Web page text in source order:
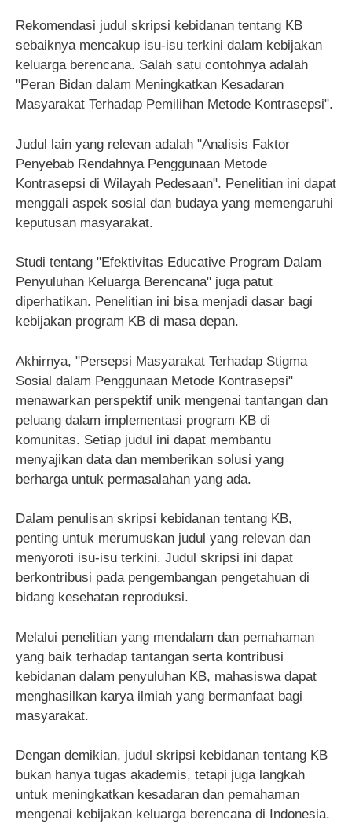
Rekomendasi judul skripsi kebidanan tentang KB
sebaiknya mencakup isu-isu terkini dalam kebijakan
keluarga berencana. Salah satu contohnya adalah
"Peran Bidan dalam Meningkatkan Kesadaran
Masyarakat Terhadap Pemilihan Metode Kontrasepsi".
Judul lain yang relevan adalah "Analisis Faktor
Penyebab Rendahnya Penggunaan Metode
Kontrasepsi di Wilayah Pedesaan". Penelitian ini dapat
menggali aspek sosial dan budaya yang memengaruhi
keputusan masyarakat.
Studi tentang "Efektivitas Educative Program Dalam
Penyuluhan Keluarga Berencana" juga patut
diperhatikan. Penelitian ini bisa menjadi dasar bagi
kebijakan program KB di masa depan.
Akhirnya, "Persepsi Masyarakat Terhadap Stigma
Sosial dalam Penggunaan Metode Kontrasepsi"
menawarkan perspektif unik mengenai tantangan dan
peluang dalam implementasi program KB di
komunitas. Setiap judul ini dapat membantu
menyajikan data dan memberikan solusi yang
berharga untuk permasalahan yang ada.
Dalam penulisan skripsi kebidanan tentang KB,
penting untuk merumuskan judul yang relevan dan
menyoroti isu-isu terkini. Judul skripsi ini dapat
berkontribusi pada pengembangan pengetahuan di
bidang kesehatan reproduksi.
Melalui penelitian yang mendalam dan pemahaman
yang baik terhadap tantangan serta kontribusi
kebidanan dalam penyuluhan KB, mahasiswa dapat
menghasilkan karya ilmiah yang bermanfaat bagi
masyarakat.
Dengan demikian, judul skripsi kebidanan tentang KB
bukan hanya tugas akademis, tetapi juga langkah
untuk meningkatkan kesadaran dan pemahaman
mengenai kebijakan keluarga berencana di Indonesia.